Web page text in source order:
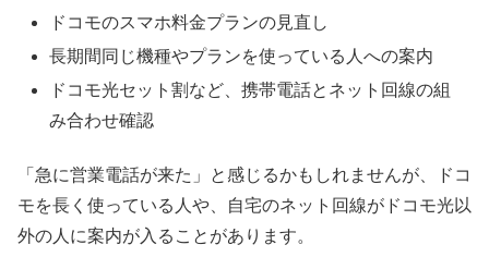
ドコモのスマホ料金プランの見直し
長期間同じ機種やプランを使っている人への案内
ドコモ光セット割など、携帯電話とネット回線の組
み合わせ確認
「急に営業電話が来た」と感じるかもしれませんが、ドコ
モを長く使っている人や、自宅のネット回線がドコモ光以
外の人に案内が入ることがあります。